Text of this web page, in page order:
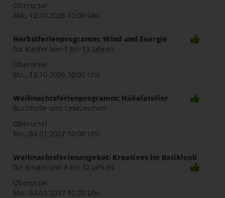
Oberursel
Mo., 12.10.2026 10:00 Uhr
Herbstferienprogramm: Wind und Energie
für Kinder von 7 bis 13 Jahren
Oberursel
Mo., 12.10.2026 10:00 Uhr
Weihnachtsferienprogramm: Häkelatelier
Buchhülle und Lesezeichen
Oberursel
Mo., 04.01.2027 10:00 Uhr
Weihnachtsferienangebot: Kreatives im Batiklook
für Kinder von 8 bis 12 Jahren
Oberursel
Mo., 04.01.2027 10:00 Uhr